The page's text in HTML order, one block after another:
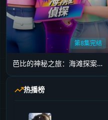
第8集完结
芭比的神秘之旅：海滩探案集英文版
热播榜